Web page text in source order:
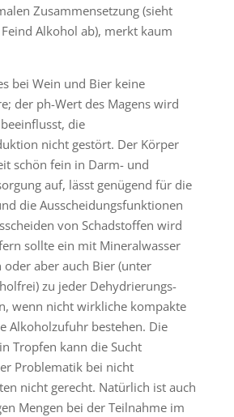
Zusammensetzung (sieht
Alkohol ab), merkt kaum
bei Wein und Bier keine
der ph-Wert des Magens wird
die
nicht gestört. Der Körper
schön fein in Darm- und
auf, lässt genügend für die
die Ausscheidungsfunktionen
von Schadstoffen wird
sollte ein mit Mineralwasser
aber auch Bier (unter
zu jeder Dehydrierungs-
wenn nicht wirkliche kompakte
Alkoholzufuhr bestehen. Die
Tropfen kann die Sucht
Problematik bei nicht
nicht gerecht. Natürlich ist auch
Mengen bei der Teilnahme im